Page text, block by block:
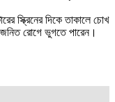
স্ক্রিনের দিকে তাকালে চোখ
জনিত রোগে ভুগতে পারেন।